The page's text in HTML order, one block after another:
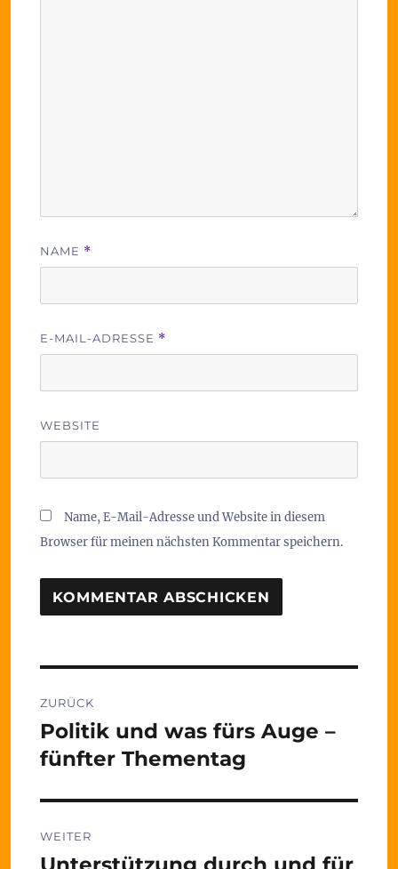
NAME *
E-MAIL-ADRESSE *
WEBSITE
Name, E-Mail-Adresse und Website in diesem
Browser für meinen nächsten Kommentar speichern.
ZURÜCK
Vorheriger
Beitrag:
Politik und was fürs Auge –
fünfter Thementag
WEITER
Nächster